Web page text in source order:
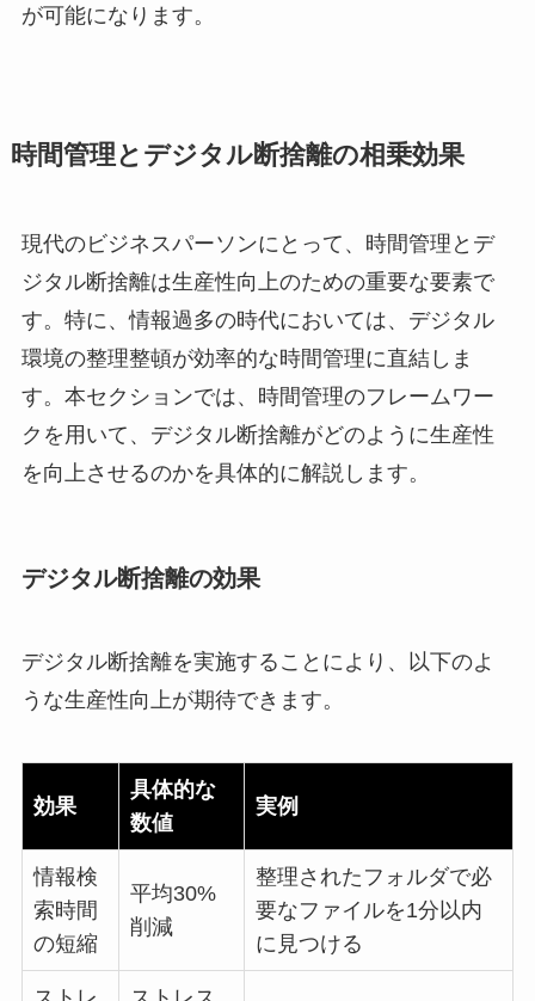
が可能になります。
時間管理とデジタル断捨離の相乗効果
現代のビジネスパーソンにとって、時間管理とデ
ジタル断捨離は生産性向上のための重要な要素で
す。特に、情報過多の時代においては、デジタル
環境の整理整頓が効率的な時間管理に直結しま
す。本セクションでは、時間管理のフレームワー
クを用いて、デジタル断捨離がどのように生産性
を向上させるのかを具体的に解説します。
デジタル断捨離の効果
デジタル断捨離を実施することにより、以下のよ
うな生産性向上が期待できます。
効果
具体的な
数値
実例
情報検
索時間
の短縮
平均30%
削減
整理されたフォルダで必
要なファイルを1分以内
に見つける